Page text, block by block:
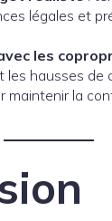
légales et
les
les hausses de
maintenir la